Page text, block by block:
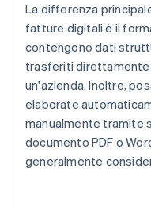
La differenza
fatture digitali è il
contengono dati
trasferiti direttamente
un'azienda. Inoltre,
elaborate
manualmente tramite
documento PDF o
generalmente